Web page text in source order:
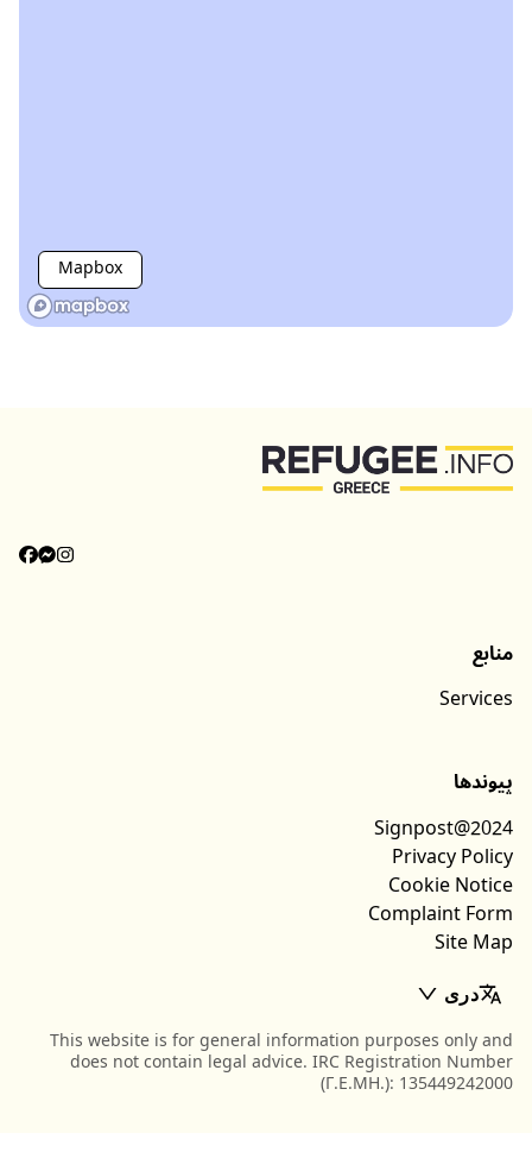
Mapbox
منابع
Services
پیوندها
Signpost@2024
Privacy Policy
Cookie Notice
Complaint Form
Site Map
دری
This website is for general information purposes only and
does not contain legal advice. IRC Registration Number
(Γ.Ε.ΜΗ.): 135449242000